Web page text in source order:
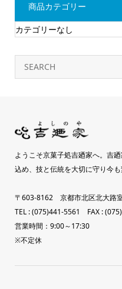
商品カテゴリー
カテゴリーなし
ようこそ京菓子処吉廼家へ。吉
込め、技と伝統を大切に守り今
〒603-8162 京都市北区北大路
TEL : (075)441-5561 FAX :
営業時間：9:00～17:30
※不定休